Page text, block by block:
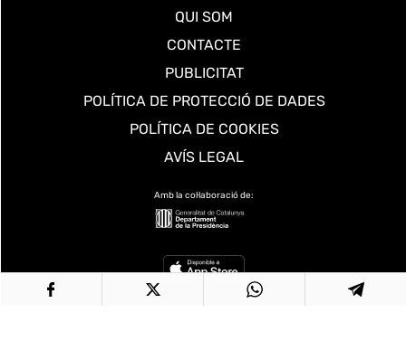
QUI SOM
CONTACTE
PUBLICITAT
POLÍTICA DE PROTECCIÓ DE DADES
POLÍTICA DE COOKIES
AVÍS LEGAL
Amb la col·laboració de: